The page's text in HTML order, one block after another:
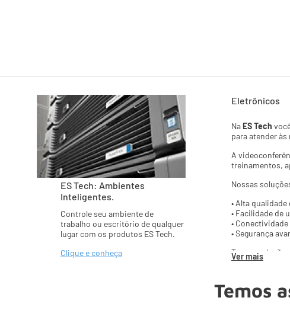
ES Tech: Ambientes
Inteligentes.
Controle seu ambiente de
trabalho ou escritório de qualquer
lugar com os produtos ES Tech.
Clique e conheça
Eletrônicos
NaES Tech
para atender
A
treinamentos,
Nossas
• Alta
• Facilidade de
•
• Segurança
Temos
Ver mais
Temos